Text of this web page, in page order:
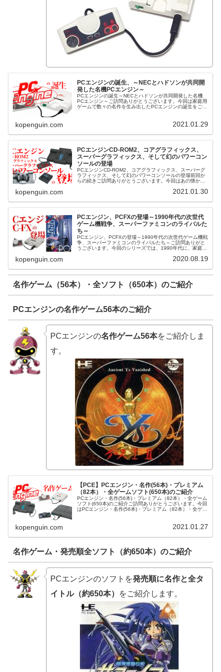
PCエンジンの誕生、～NECとハドソンが共同開
発した名機PCエンジン～
PCエンジンの誕生～NECとハドソンが共同開発した名機
PCエンジン～ご訪問ありがとうございます。今回は家庭用
ゲームで数々の名作を生み出したPCエンジンの誕生をご紹
kopenguin.com 2021.01.29
PCエンジンCD-ROM2、コアグラフィックス、
スーパーグラフィックス、そして幻のパワーコン
ソールの登場
PCエンジンCD-ROM2、コアグラフィックス、スーパーグ
ラフィックス、そして幻のパワーコンソールの登場前回か
らの続きご訪問ありがとうございます。今回はあの懐かし
kopenguin.com 2021.01.30
PCエンジン、PCFXの登場～1990年代の次世代
ゲーム機戦争、スーパーファミコンのライバルた
ち～
PCエンジン、PCFXの登場～1990年代の次世代ゲーム機戦
争、スーパーファミコンのライバルたち～ご訪問ありがと
うございます。今回のシリーズでは、1990年代に、家庭用
kopenguin.com 2020.08.19
名作ゲーム（56本）・全ソフト（650本）のご紹介
PCエンジンの名作ゲーム56本のご紹介
PCエンジンの名作ゲーム56本をご紹介しま
す。
【PCE】PCエンジン・名作(56本)・プレミアム
（82本）・全ゲームソフト(650本)のご紹介
PCエンジン・名作(56本)・プレミアム（82本）・全ゲーム
ソフト(650本)のご紹介ご訪問ありがとうございます。今回
はPCエンジン・名作(56本)・プレミアム（82本）・全ゲー
kopenguin.com 2021.01.27
名作ゲーム・発売順全ソフト（約650本）のご紹介
PCエンジンのソフトを発売順に名作と全タ
イトル（約650本）
をご紹介します。